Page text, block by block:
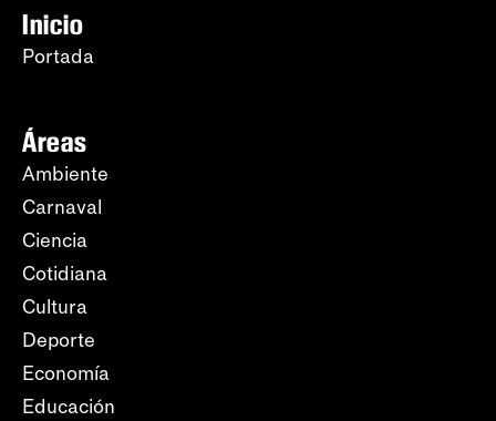
Inicio
Portada
Áreas
Ambiente
Carnaval
Ciencia
Cotidiana
Cultura
Deporte
Economía
Educación